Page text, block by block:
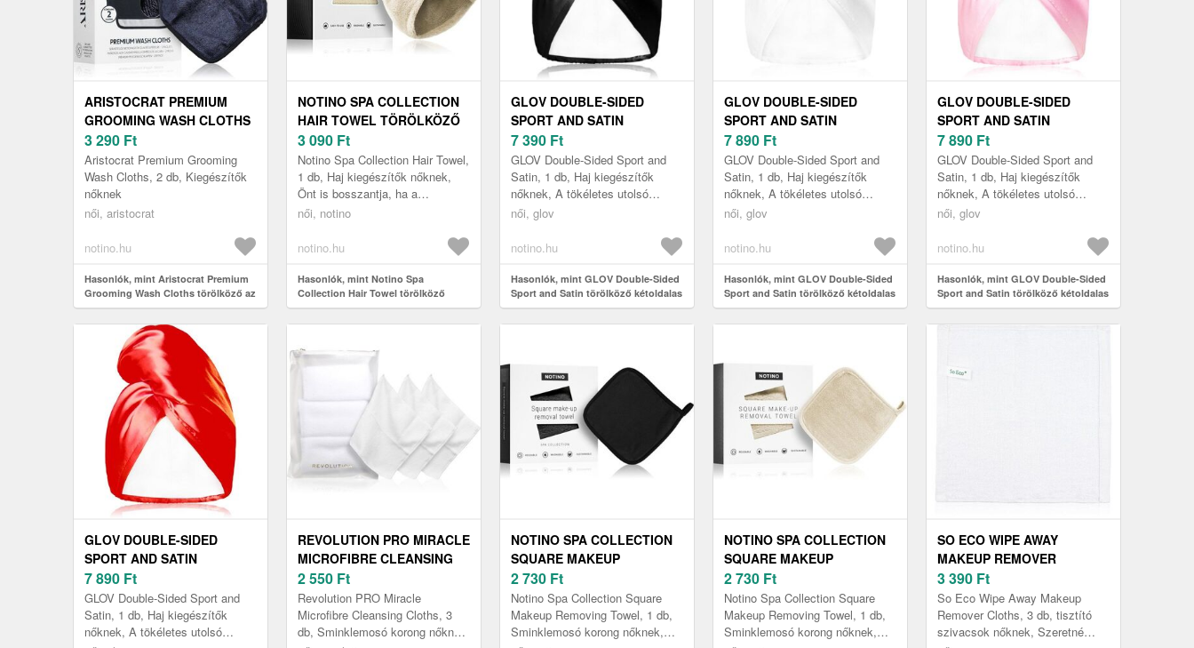
ARISTOCRAT PREMIUM
GROOMING WASH CLOTHS
TÖRÖLKÖZŐ AZ ARCRA 2
DB
3 290 Ft
Aristocrat Premium Grooming
Wash Cloths, 2 db, Kiegészítők
nőknek
női, aristocrat
notino.hu
Hasonlók, mint Aristocrat Premium
Grooming Wash Cloths törölköző az
arcra 2 db
NOTINO SPA COLLECTION
HAIR TOWEL TÖRÖLKÖZŐ
HAJRA BEIGE 1 DB
3 090 Ft
Notino Spa Collection Hair Towel,
1 db, Haj kiegészítők nőknek,
Önt is bosszantja, ha a
gondosan turbánná tekert
fe...
női, notino
notino.hu
Hasonlók, mint Notino Spa
Collection Hair Towel törölköző
hajra Beige 1 db
GLOV DOUBLE-SIDED
SPORT AND SATIN
TÖRÖLKÖZŐ KÉTOLDALAS
BLACK 1 DB
7 390 Ft
GLOV Double-Sided Sport and
Satin, 1 db, Haj kiegészítők
nőknek, A tökéletes utolsó
simításhoz és a frizura
minőségi GLOV ...
női, glov
notino.hu
Hasonlók, mint GLOV Double-Sided
Sport and Satin törölköző kétoldalas
Black 1 db
GLOV DOUBLE-SIDED
SPORT AND SATIN
TÖRÖLKÖZŐ KÉTOLDALAS
WHITE 1 DB
7 890 Ft
GLOV Double-Sided Sport and
Satin, 1 db, Haj kiegészítők
nőknek, A tökéletes utolsó
simításhoz és a frizura
minőségi GLOV ...
női, glov
notino.hu
Hasonlók, mint GLOV Double-Sided
Sport and Satin törölköző kétoldalas
White 1 db
GLOV DOUBLE-SIDED
SPORT AND SATIN
TÖRÖLKÖZŐ KÉTOLDALAS
PINK 1 DB
7 890 Ft
GLOV Double-Sided Sport and
Satin, 1 db, Haj kiegészítők
nőknek, A tökéletes utolsó
simításhoz és a frizura
minőségi GLOV ...
női, glov
notino.hu
Hasonlók, mint GLOV Double-Sided
Sport and Satin törölköző kétoldalas
Pink 1 db
GLOV DOUBLE-SIDED
SPORT AND SATIN
TÖRÖLKÖZŐ KÉTOLDALAS
RED 1 DB
7 890 Ft
GLOV Double-Sided Sport and
Satin, 1 db, Haj kiegészítők
nőknek, A tökéletes utolsó
REVOLUTION PRO MIRACLE
MICROFIBRE CLEANSING
CLOTHS ARCTISZTÍTÓ
TÖRÖLKÖZŐ 3 DB
2 550 Ft
Revolution PRO Miracle
Microfibre Cleansing Cloths, 3
db, Sminklemosó korong nőknek,
NOTINO SPA COLLECTION
SQUARE MAKEUP
REMOVING TOWEL
ARCTISZTÍTÓ TÖRÖLKÖZŐ
ÁRNYALAT 1 DB
2 730 Ft
Notino Spa Collection Square
Makeup Removing Towel, 1 db,
Sminklemosó korong nőknek,
NOTINO SPA COLLECTION
SQUARE MAKEUP
REMOVING TOWEL
ARCTISZTÍTÓ TÖRÖLKÖZŐ
ÁRNYALAT 1 DB
2 730 Ft
Notino Spa Collection Square
Makeup Removing Towel, 1 db,
Sminklemosó korong nőknek,
SO ECO WIPE AWAY
MAKEUP REMOVER
CLOTHS TÖRÖLKÖZŐ AZ
ARCRA 3 DB
3 390 Ft
So Eco Wipe Away Makeup
Remover Cloths, 3 db, tisztító
szivacsok nőknek, Szeretné